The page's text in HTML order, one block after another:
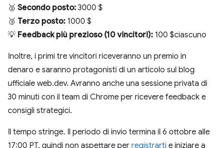
🥈 Secondo posto: 3000 $
🥉 Terzo posto: 1000 $
💡 Feedback più prezioso (10 vincitori): 100 $ciascuno
Inoltre, i primi tre vincitori riceveranno un premio in
denaro e saranno protagonisti di un articolo sul blog
ufficiale web.dev. Avranno anche una sessione privata di
30 minuti con il team di Chrome per ricevere feedback e
consigli strategici.
Il tempo stringe. Il periodo di invio termina il 6 ottobre alle
17:00 PT, quindi non aspettare per registrarti e iniziare a